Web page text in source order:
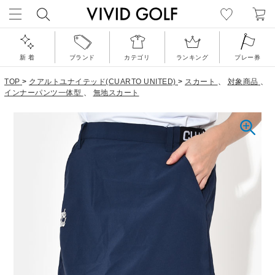
新 着 ブランド カテゴリ ランキング プレー券
TOP > クアルトユナイテッド(CUARTO UNITED) > スカート 、 対象商品 、
インナーパンツ一体型 、 無地スカート